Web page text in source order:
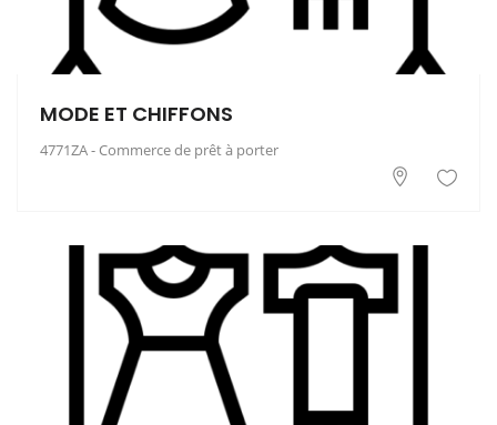
MODE ET CHIFFONS
4771ZA - Commerce de prêt à porter